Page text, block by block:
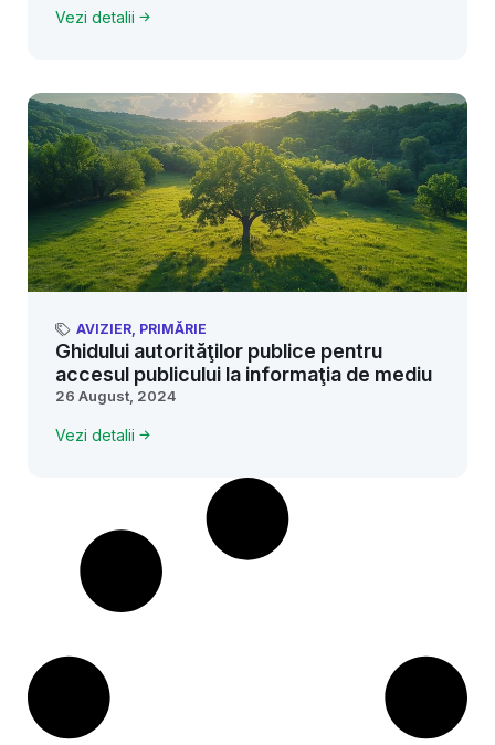
Vezi detalii
AVIZIER, PRIMĂRIE
Ghidului autorităţilor publice pentru
accesul publicului la informaţia de mediu
26 August, 2024
Vezi detalii